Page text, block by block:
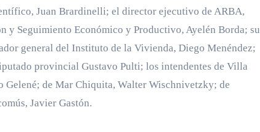
Juan Brardinelli; el director ejecutivo de ARBA,
y Seguimiento Económico y Productivo, Ayelén Borda; su
general del Instituto de la Vivienda, Diego Menéndez;
provincial Gustavo Pulti; los intendentes de Villa
Gelené; de Mar Chiquita, Walter Wischnivetzky; de
Javier Gastón.